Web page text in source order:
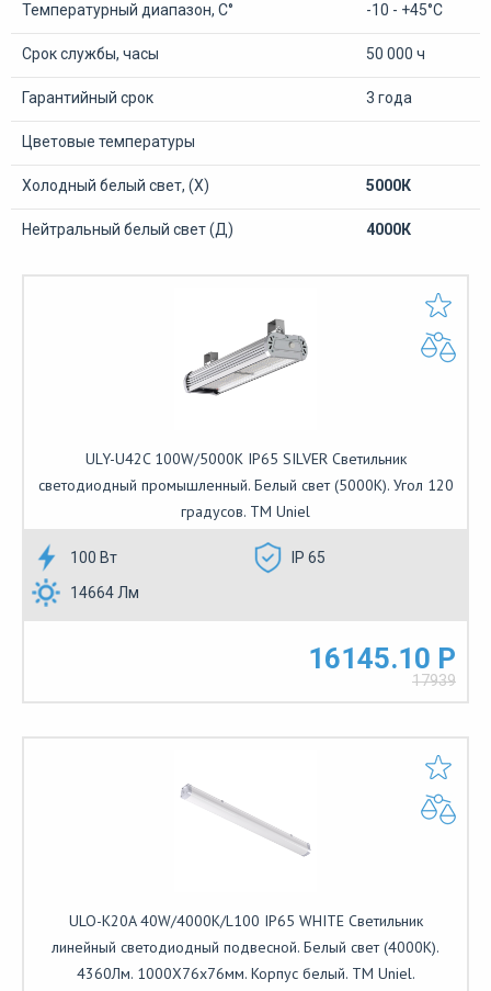
Температурный диапазон, С° -10 - +45°С
Срок службы, часы 50 000 ч
Гарантийный срок 3 года
Цветовые температуры
Холодный белый свет, (Х) 5000К
Нейтральный белый свет (Д) 4000К
ULY-U42C 100W/5000K IP65 SILVER Светильник
светодиодный промышленный. Белый свет (5000K). Угол 120
градусов. TM Uniel
100 Вт
IP 65
14664 Лм
16145.10 Р
17939
ULO-K20A 40W/4000K/L100 IP65 WHITE Светильник
линейный светодиодный подвесной. Белый свет (4000К).
4360Лм. 1000Х76х76мм. Корпус белый. TM Uniel.